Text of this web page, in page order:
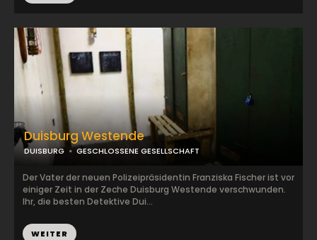
Duisburg Westende
DUISBURG GESCHLOSSENE GESELLSCHAFT
Der Vater der neuen Polizeipräsidentin Franziska Fischer ist vor
einiger Zeit in der Zeche Duisburg Westende verschwunden.
Ihr, die besten Detektive Dui...
WEITER